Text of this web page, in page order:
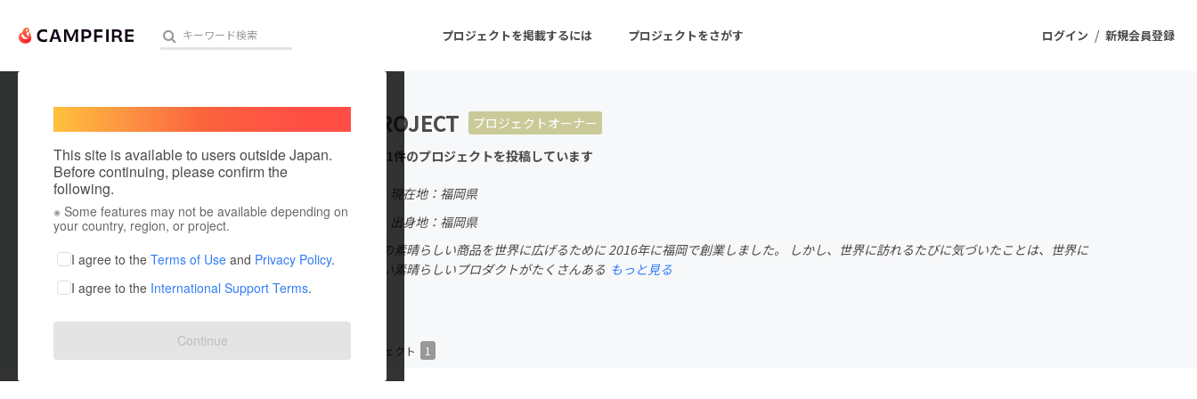
ログイン / 新規会員登録
プロジェクトを掲載するには プロジェクトをさがす
人気のプロジェクト 注目のリターン 注目の新着プロジェクト
アート・写真 音楽
テクノロジー・ガジェット
ゲーム・サービス開発 フード・飲食店
ファッション
映像・映画
ビジネス・起業
まちづくり・地域活性化
This site is available to users outside Japan.
Before continuing, please confirm the
following.
※ Some features may not be available depending on
your country, region, or project.
I agree to the Terms of Use and Privacy Policy.
I agree to the International Support Terms.
Continue
TTU_PROJECT
プロジェクトオーナー
これまでに1件のプロジェクトを投稿しています
現在地：福岡県
出身国：日本
出身地：福岡県
私たちは日本の素晴らしい商品を世界に広げるために 2016年に福岡で創業しました。 しかし、世界に訪れるたびに気づいたことは、世界に
は日本にはない素晴らしいプロダクトがたくさんある もっと見る
プロジェクト プロジェクト 1